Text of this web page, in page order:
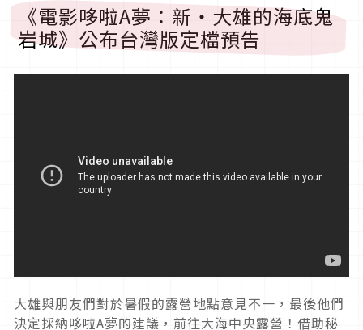
《電影哆啦A夢：新‧大雄的海底鬼
岩城》公布台灣版定檔預告
大雄與朋友們對於暑假的露營地點意見不一，最後他們
決定採納哆啦A夢的建議，前往大海中央露營！借助秘